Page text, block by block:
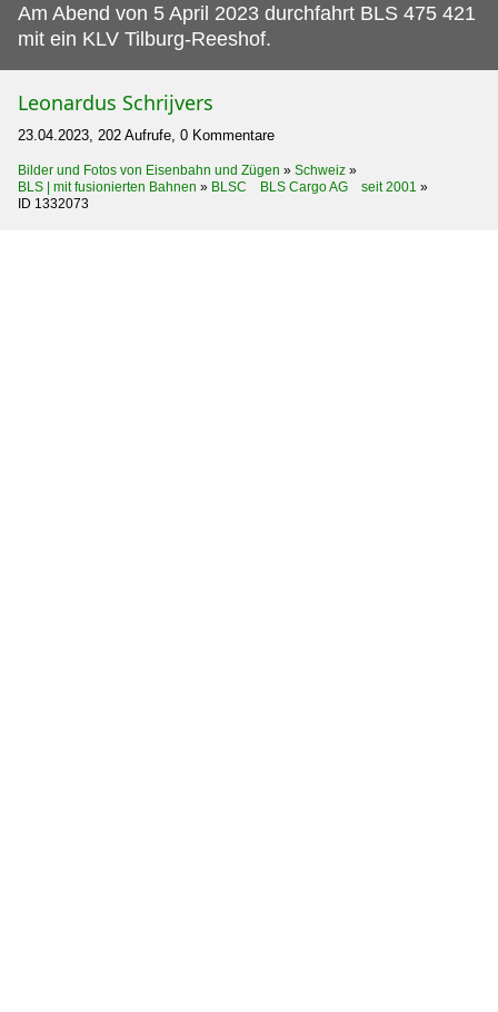
Am Abend von 5 April 2023 durchfahrt BLS 475 421
mit ein KLV Tilburg-Reeshof.
Leonardus Schrijvers
23.04.2023, 202 Aufrufe, 0 Kommentare
Bilder und Fotos von Eisenbahn und Zügen » Schweiz »
BLS | mit fusionierten Bahnen » BLSC BLS Cargo AG seit 2001 »
ID 1332073